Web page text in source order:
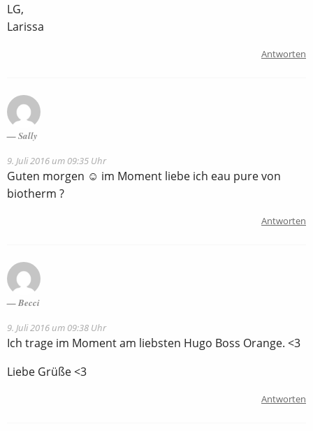
LG,
Larissa
Antworten
Sally
9. Juli 2016 um 09:35 Uhr
Guten morgen ☺ im Moment liebe ich eau pure von
biotherm ?
Antworten
Becci
9. Juli 2016 um 09:38 Uhr
Ich trage im Moment am liebsten Hugo Boss Orange. <3
Liebe Grüße <3
Antworten